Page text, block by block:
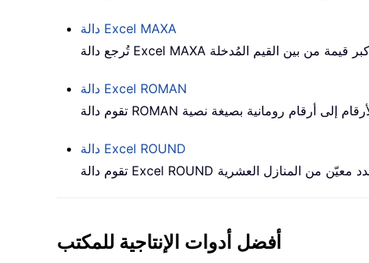
دالة Excel MAXA
دالة Excel ROMAN
دالة Excel ROUND
أفضل أدوات الإنتاجية للمكتب